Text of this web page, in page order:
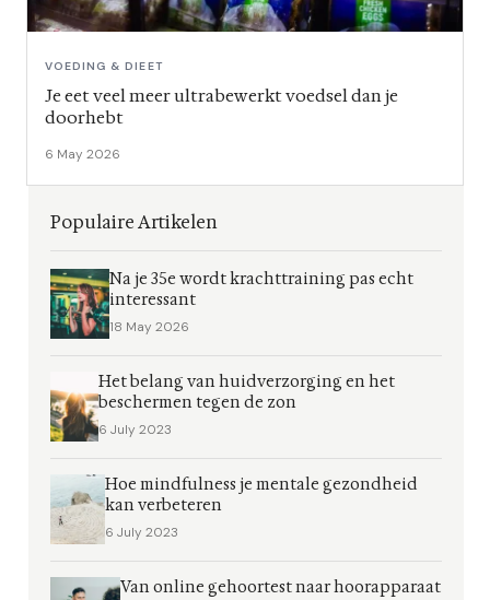
VOEDING & DIEET
Je eet veel meer ultrabewerkt voedsel dan je
doorhebt
6 May 2026
Populaire Artikelen
Na je 35e wordt krachttraining pas echt
interessant
18 May 2026
Het belang van huidverzorging en het
beschermen tegen de zon
6 July 2023
Hoe mindfulness je mentale gezondheid
kan verbeteren
6 July 2023
Van online gehoortest naar hoorapparaat